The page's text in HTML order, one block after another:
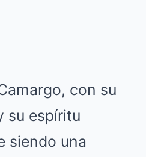
con su
su espíritu
siendo una